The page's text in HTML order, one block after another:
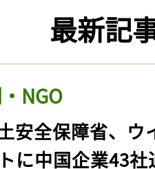
最新記
NGO
安全保障省、ウ
に中国企業43社